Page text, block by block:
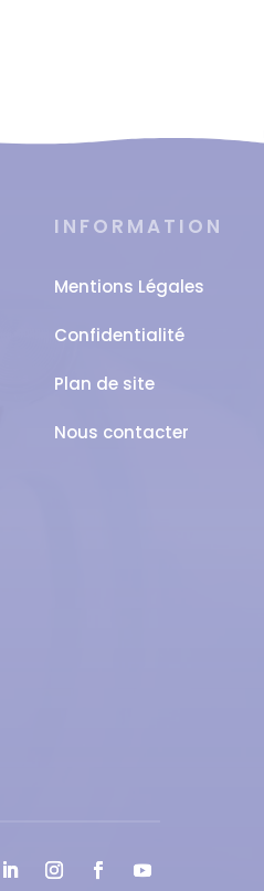
INFORMATION
Mentions Légales
Confidentialité
Plan de site
Nous contacter